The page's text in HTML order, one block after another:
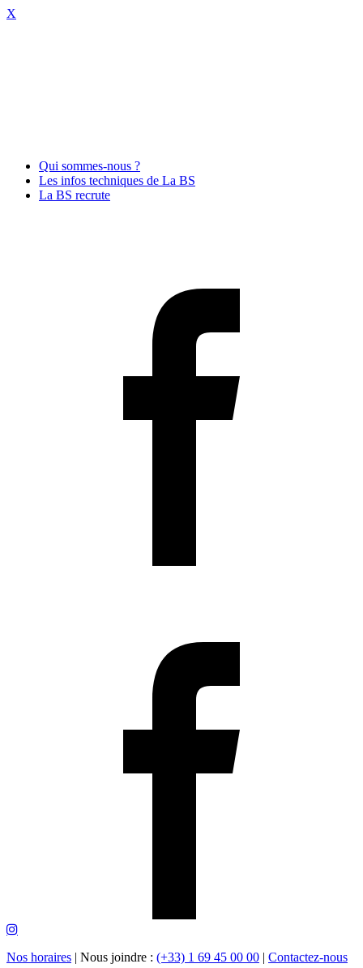
X
Qui sommes-nous ?
Les infos techniques de La BS
La BS recrute
Nos horaires | Nous joindre : (+33) 1 69 45 00 00 | Contactez-nous